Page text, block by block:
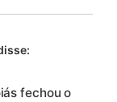
fechou o